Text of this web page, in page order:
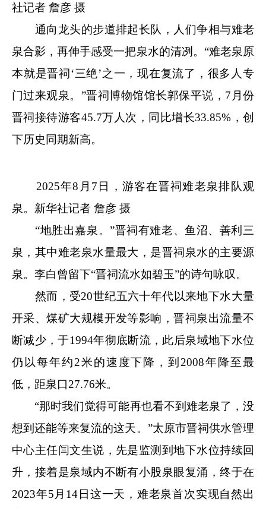
社记者 詹彦 摄
通向龙头的步道排起长队，人们争相与难老
泉合影，再伸手感受一把泉水的清冽。“难老泉原
本就是晋祠‘三绝’之一，现在复流了，很多人专
门过来观泉。”晋祠博物馆馆长郭保平说，7月份
晋祠接待游客45.7万人次，同比增长33.85%，创
下历史同期新高。
2025年8月7日，游客在晋祠难老泉排队观
泉。新华社记者 詹彦 摄
“地胜出嘉泉。”晋祠有难老、鱼沼、善利三
泉，其中难老泉水量最大，是晋祠泉水的主要源
泉。李白曾留下“晋祠流水如碧玉”的诗句咏叹。
然而，受20世纪五六十年代以来地下水大量
开采、煤矿大规模开发等影响，晋祠泉出流量不
断减少，于1994年彻底断流，此后泉域地下水位
仍以每年约2米的速度下降，到2008年降至最
低，距泉口27.76米。
“那时我们觉得可能再也看不到难老泉了，没
想到还能等来复流的这天。”太原市晋祠供水管理
中心主任闫文生说，先是监测到地下水位持续回
升，接着是泉域内不断有小股泉眼复涌，终于在
2023年5月14日这一天，难老泉首次实现自然出